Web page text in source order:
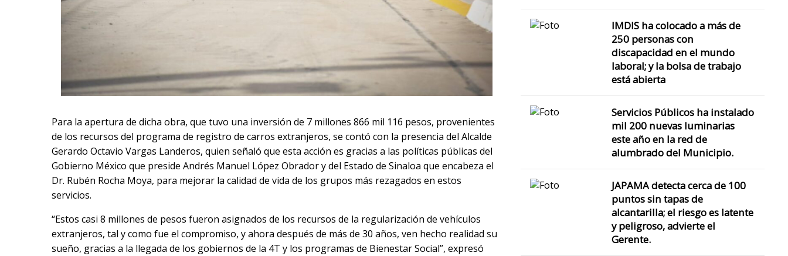
Para la apertura de dicha obra, que tuvo una inversión de 7 millones 866 mil 116 pesos, provenientes
de los recursos del programa de registro de carros extranjeros, se contó con la presencia del Alcalde
Gerardo Octavio Vargas Landeros, quien señaló que esta acción es gracias a las políticas públicas del
Gobierno México que preside Andrés Manuel López Obrador y del Estado de Sinaloa que encabeza el
Dr. Rubén Rocha Moya, para mejorar la calidad de vida de los grupos más rezagados en estos
servicios.
“Estos casi 8 millones de pesos fueron asignados de los recursos de la regularización de vehículos
extranjeros, tal y como fue el compromiso, y ahora después de más de 30 años, ven hecho realidad su
sueño, gracias a la llegada de los gobiernos de la 4T y los programas de Bienestar Social”, expresó
IMDIS ha colocado a más de
250 personas con
discapacidad en el mundo
laboral; y la bolsa de trabajo
está abierta
Servicios Públicos ha instalado
mil 200 nuevas luminarias
este año en la red de
alumbrado del Municipio.
JAPAMA detecta cerca de 100
puntos sin tapas de
alcantarilla; el riesgo es latente
y peligroso, advierte el
Gerente.